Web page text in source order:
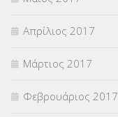
Απρίλιος 2017
Μάρτιος 2017
Φεβρουάριος 2017